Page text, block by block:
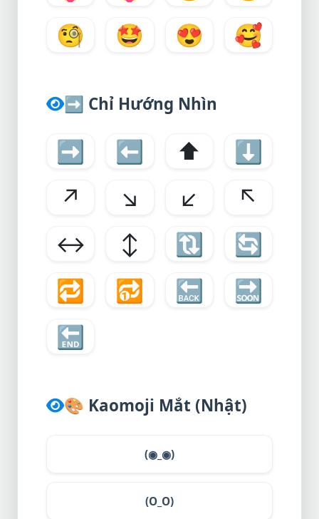
🧐
🤩 😍 🥰
➡️ Chỉ Hướng Nhìn
➡️ ⬅️ ⬆️
⬇️
↗️
↘️ ↙️
↖️
↔️
↕️ 🔃
🔄
🔁
🔂 🔙
🔜
🔚
🎨 Kaomoji Mắt (Nhật)
(◉_◉)
(O_O)